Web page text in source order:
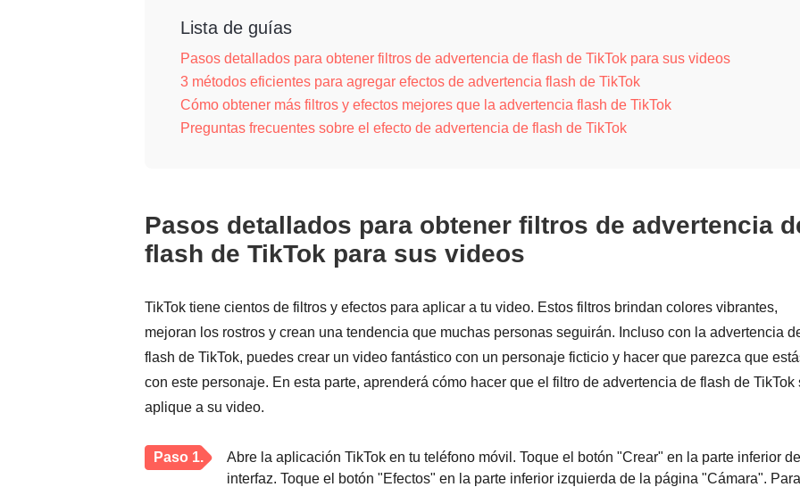
Lista de guías
Pasos detallados para obtener filtros de advertencia de flash de TikTok para sus videos
3 métodos eficientes para agregar efectos de advertencia flash de TikTok
Cómo obtener más filtros y efectos mejores que la advertencia flash de TikTok
Preguntas frecuentes sobre el efecto de advertencia de flash de TikTok
Pasos detallados para obtener filtros de advertencia
flash de TikTok para sus videos
TikTok tiene cientos de filtros y efectos para aplicar a tu video. Estos filtros brindan colores vibrantes,
mejoran los rostros y crean una tendencia que muchas personas seguirán. Incluso con la advertencia
flash de TikTok, puedes crear un video fantástico con un personaje ficticio y hacer que parezca que
con este personaje. En esta parte, aprenderá cómo hacer que el filtro de advertencia de flash de TikTok
aplique a su video.
Paso 1.
Abre la aplicación TikTok en tu teléfono móvil. Toque el botón "Crear" en la parte inferior
interfaz. Toque el botón "Efectos" en la parte inferior izquierda de la página "Cámara". Para